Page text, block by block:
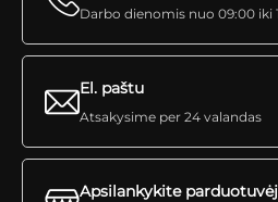
Darbo dienomis nuo 09:00 iki
El. paštu
Atsakysime per 24 valandas
Apsilankykite